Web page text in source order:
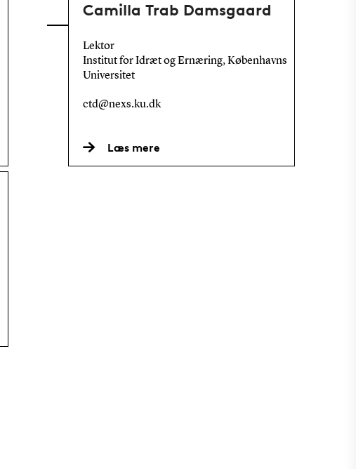
Camilla Trab Damsgaard
Lektor
Institut for Idræt og Ernæring, Københavns
Universitet
ctd@nexs.ku.dk
Læs mere